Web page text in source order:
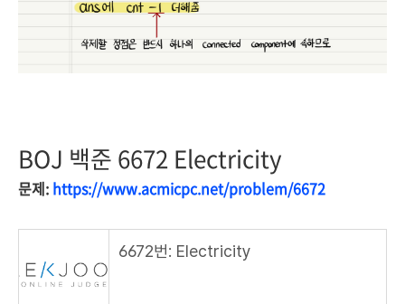
BOJ 백준 6672 Electricity
문제: https://www.acmicpc.net/problem/6672
6672번: Electricity